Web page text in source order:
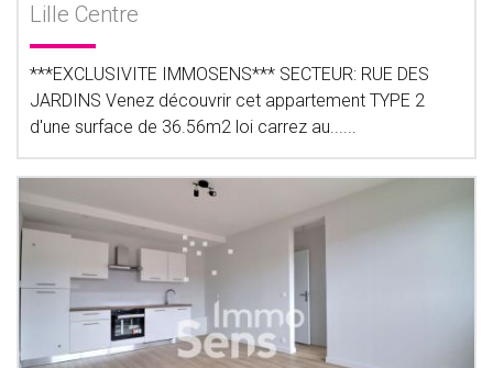
Lille Centre
***EXCLUSIVITE IMMOSENS*** SECTEUR: RUE DES
JARDINS Venez découvrir cet appartement TYPE 2
d'une surface de 36.56m2 loi carrez au......